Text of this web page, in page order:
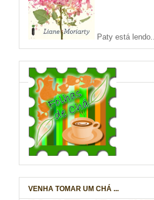
Paty está lendo...
VENHA TOMAR UM CHÁ ...